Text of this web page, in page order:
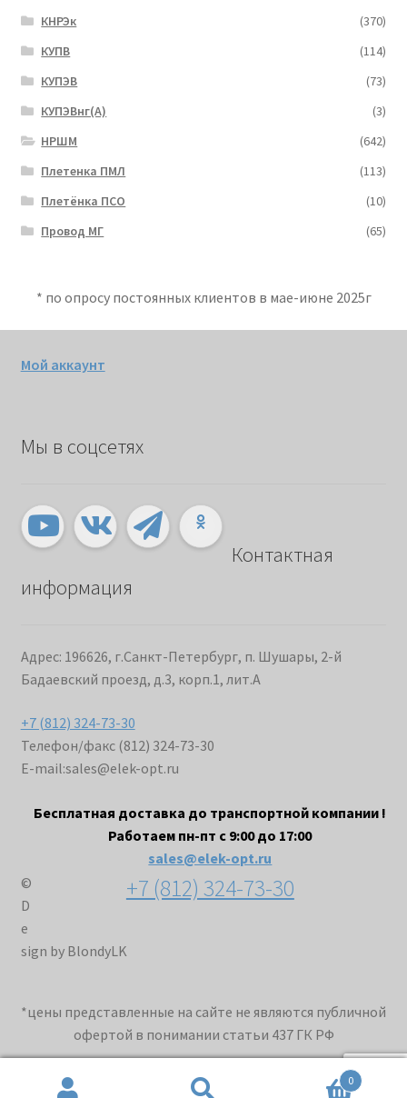
КНРЭк
(370)
КУПВ
(114)
КУПЭВ
(73)
КУПЭВнг(А)
(3)
НРШМ
(642)
Плетенка ПМЛ
(113)
Плетёнка ПСО
(10)
Провод МГ
(65)
* по опросу постоянных клиентов в мае-июне 2025г
Мой аккаунт
Мы в соцсетях
Контактная
информация
Адрес: 196626, г.Санкт-Петербург, п. Шушары, 2-й
Бадаевский проезд, д.3, корп.1, лит.А
+7 (812) 324-73-30
Телефон/факс (812) 324-73-30
E-mail:sales@elek-opt.ru
Бесплатная доставка до транспортной компании !
Работаем пн-пт с 9:00 до 17:00
sales@elek-opt.ru
+7 (812) 324-73-30
©
D
e
sign by BlondyLK
0
*цены представленные на сайте не являются публичной
офертой в понимании статьи 437 ГК РФ